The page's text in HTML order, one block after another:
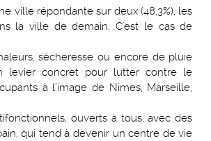
ville répondante sur deux (48,3%), les
la ville de demain. C'est le cas de
sécheresse ou encore de pluie
levier concret pour lutter contre le
à l’image de Nimes, Marseille,
ouverts à tous, avec des
qui tend à devenir un centre de vie